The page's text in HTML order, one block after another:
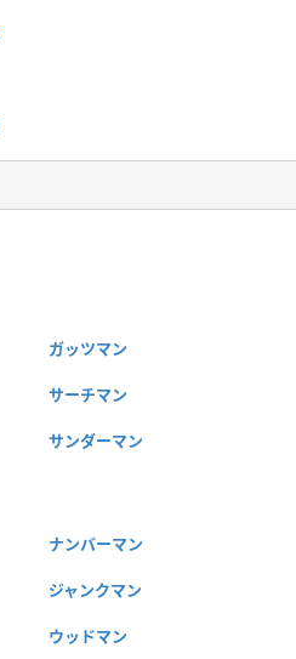
ガッツマン
サーチマン
サンダーマン
ナンバーマン
ジャンクマン
ウッドマン